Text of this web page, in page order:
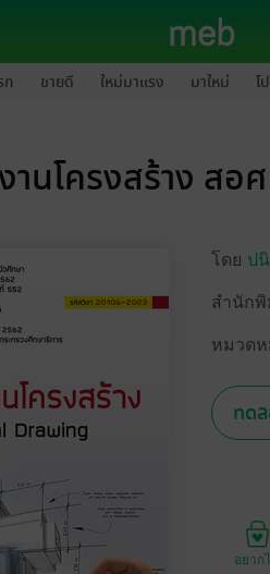
ก ขายดี ใหม่มาแรง มาใหม่ โ
นโครงสร้าง สอ
โดย ป
สำนักพิ
หมวด
ทด
อยาก